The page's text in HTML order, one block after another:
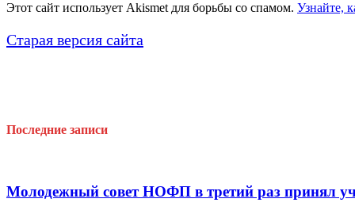
Этот сайт использует Akismet для борьбы со спамом. Узнайте,
Старая версия сайта
Последние записи
Молодежный совет НОФП в третий раз принял